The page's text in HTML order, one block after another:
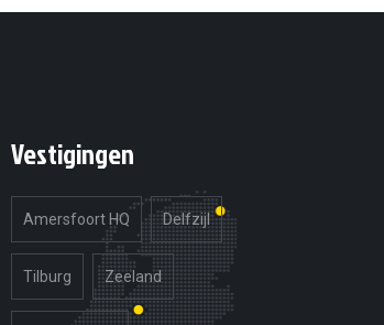
Vestigingen
Amersfoort HQ Delfzijl
Tilburg Zeeland